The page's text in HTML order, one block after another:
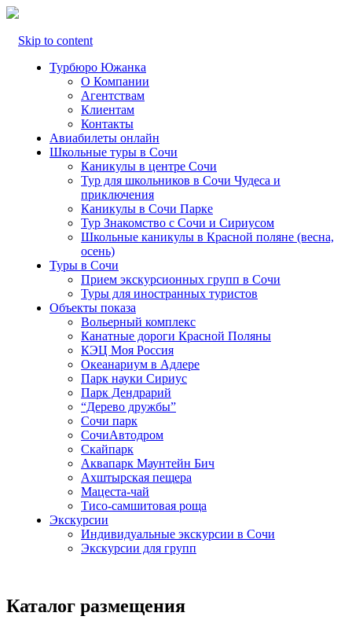
Skip to content
Турбюро Южанка
О Компании
Агентствам
Клиентам
Контакты
Авиабилеты онлайн
Школьные туры в Сочи
Каникулы в центре Сочи
Тур для школьников в Сочи Чудеса и
приключения
Каникулы в Сочи Парке
Тур Знакомство с Сочи и Сириусом
Школьные каникулы в Красной поляне (весна,
осень)
Туры в Сочи
Прием экскурсионных групп в Сочи
Туры для иностранных туристов
Объекты показа
Вольерный комплекс
Канатные дороги Красной Поляны
КЭЦ Моя Россия
Океанариум в Адлере
Парк науки Сириус
Парк Дендрарий
“Дерево дружбы”
Сочи парк
СочиАвтодром
Скайпарк
Аквапарк Маунтейн Бич
Ахштырская пещера
Мацеста-чай
Тисо-самшитовая роща
Экскурсии
Индивидуальные экскурсии в Сочи
Экскурсии для групп
Каталог размещения